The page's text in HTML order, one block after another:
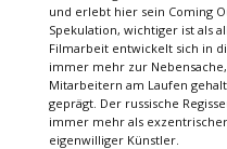
und erlebt hier sein Coming
Spekulation, wichtiger ist als
Filmarbeit entwickelt sich in
immer mehr zur
Mitarbeitern am Laufen
geprägt. Der russische
immer mehr als
eigenwilliger Künstler.